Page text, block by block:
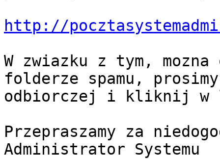
http://
W zwiazku z tym, mozna
folderze spamu,
odbiorczej i kliknij
Przepraszamy za
Administrator Systemu